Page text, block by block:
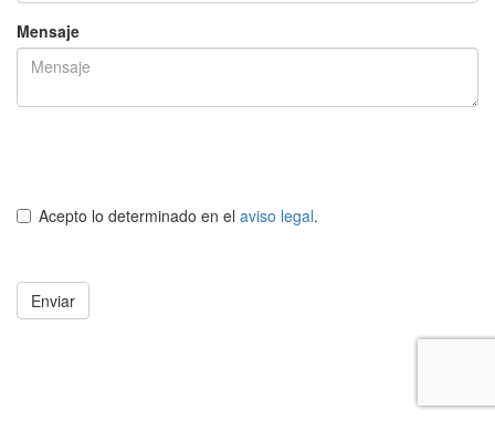
Mensaje
Acepto lo determinado en el aviso legal.
Enviar